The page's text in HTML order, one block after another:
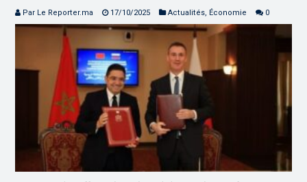
Par Le Reporter.ma 17/10/2025 Actualités, Économie 0